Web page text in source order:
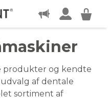
produkter og kendte
af dentale
sortiment af